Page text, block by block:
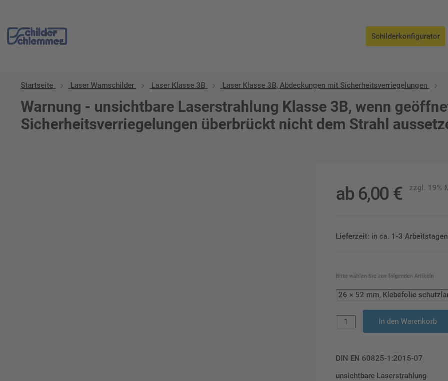
Schilderkonfigurator
Startseite Laser Warnschilder Laser Klasse 3B Laser Klasse 3B, Abdeckungen mit Sicherheitsverriegelungen
Warnung - unsichtbare Laserstrahlung Klasse 3B, wenn
Sicherheitsverriegelungen überbrückt nicht dem Strahl
ab 6,00 € zzgl. 19%
Lieferzeit: in ca. 1-3
Bitte wählen Sie aus folgenden Artikeln
In den Warenkorb
DIN EN 60825-1:2015-07
unsichtbare Laserstrahlung